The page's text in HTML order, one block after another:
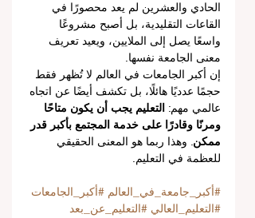
الحادي والعشرين لم يعد محصورًا في
القاعات التقليدية، بل أصبح مشروعًا
واسعًا يصل إلى الملايين، ويعيد تعريف
معنى الجامعة نفسها.
إن أكبر الجامعات في العالم لا تُظهر فقط
حجمًا عدديًا هائلًا، بل تكشف أيضًا عن اتجاه
عالمي مهم: التعليم يجب أن يكون متاحًا
ومرنًا وقادرًا على خدمة المجتمع بأكبر قدر
ممكن . وهذا ربما هو المعنى الحقيقي
للعظمة في التعليم.
#أكبر_جامعة_في_العالم #أكبر_الجامعات
#التعليم_العالي #التعليم_عن_بعد